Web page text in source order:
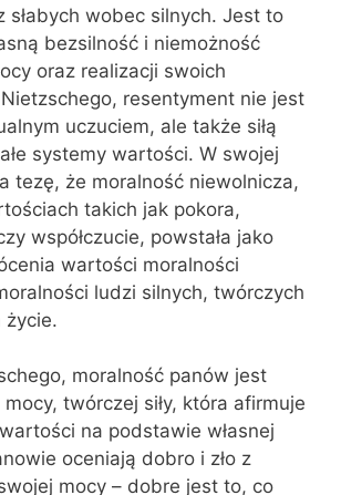
słabych wobec silnych. Jest to
bezsilność i niemożność
oraz realizacji swoich
resentyment nie jest
uczuciem, ale także siłą
systemy wartości. W swojej
tezę, że moralność niewolnicza,
takich jak pokora,
współczucie, powstała jako
wartości moralności
ludzi silnych, twórczych
życie.
moralność panów jest
twórczej siły, która afirmuje
na podstawie własnej
oceniają dobro i zło z
mocy – dobre jest to, co